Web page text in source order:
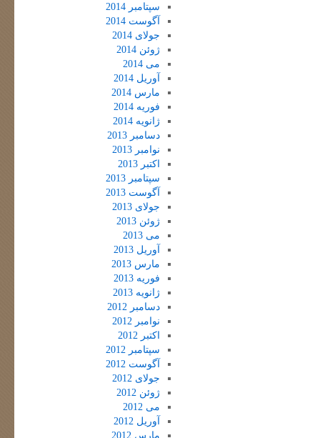
سپتامبر 2014
آگوست 2014
جولای 2014
ژوئن 2014
می 2014
آوریل 2014
مارس 2014
فوریه 2014
ژانویه 2014
دسامبر 2013
نوامبر 2013
اکتبر 2013
سپتامبر 2013
آگوست 2013
جولای 2013
ژوئن 2013
می 2013
آوریل 2013
مارس 2013
فوریه 2013
ژانویه 2013
دسامبر 2012
نوامبر 2012
اکتبر 2012
سپتامبر 2012
آگوست 2012
جولای 2012
ژوئن 2012
می 2012
آوریل 2012
مارس 2012